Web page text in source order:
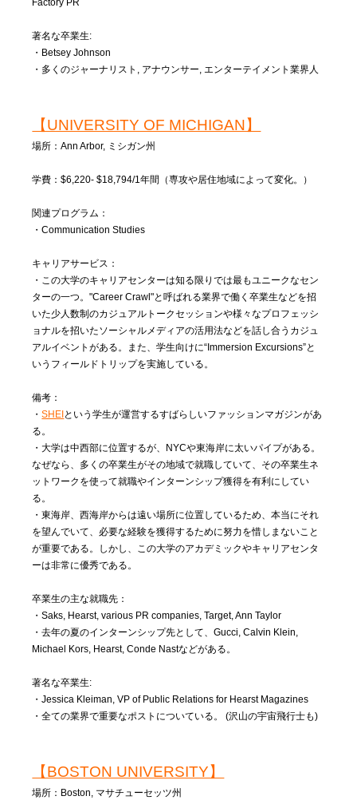
Factory PR
著名な卒業生:
・Betsey Johnson
・多くのジャーナリスト, アナウンサー, エンターテイメント業界人
【UNIVERSITY OF MICHIGAN】
場所：Ann Arbor, ミシガン州
学費：$6,220- $18,794/1年間（専攻や居住地域によって変化。）
関連プログラム：
・Communication Studies
キャリアサービス：
・この大学のキャリアセンターは知る限りでは最もユニークなセン
ターの一つ。"Career Crawl"と呼ばれる業界で働く卒業生などを招
いた少人数制のカジュアルトークセッションや様々なプロフェッシ
ョナルを招いたソーシャルメディアの活用法などを話し合うカジュ
アルイベントがある。また、学生向けに“Immersion Excursions”と
いうフィールドトリップを実施している。
備考：
・SHEI という学生が運営するすばらしいファッションマガジンがあ
る。
・大学は中西部に位置するが、NYCや東海岸に太いパイプがある。
なぜなら、多くの卒業生がその地域で就職していて、その卒業生ネ
ットワークを使って就職やインターンシップ獲得を有利にしてい
る。
・東海岸、西海岸からは遠い場所に位置しているため、本当にそれ
を望んでいて、必要な経験を獲得するために努力を惜しまないこと
が重要である。しかし、この大学のアカデミックやキャリアセンタ
ーは非常に優秀である。
卒業生の主な就職先：
・Saks, Hearst, various PR companies, Target, Ann Taylor
・去年の夏のインターンシップ先として、Gucci, Calvin Klein,
Michael Kors, Hearst, Conde Nastなどがある。
著名な卒業生:
・Jessica Kleiman, VP of Public Relations for Hearst Magazines
・全ての業界で重要なポストについている。 (沢山の宇宙飛行士も)
【BOSTON UNIVERSITY】
場所：Boston, マサチューセッツ州